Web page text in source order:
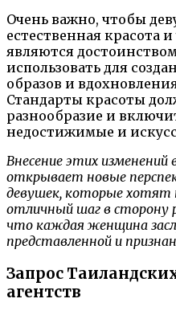
Очень важно, чтобы
естественная красота
являются
использовать для
образов и
Стандарты красоты
разнообразие и
недостижимые и
Внесение этих
открывает новые
девушек, которые
отличный шаг в сторону
что каждая женщина
представленной и
Запрос
агентств